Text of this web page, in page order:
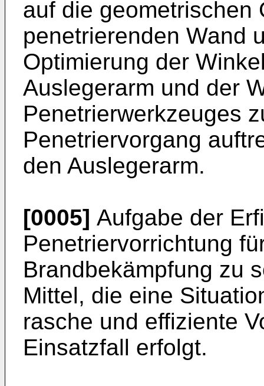
auf die geometrischen
penetrierenden Wand
Optimierung der
Auslegerarm und der
Penetrierwerkzeuges
Penetriervorgang
den Auslegerarm.
[0005] Aufgabe der
Penetriervorrichtung
Brandbekämpfung zu
Mittel, die eine
rasche und effiziente
Einsatzfall erfolgt.